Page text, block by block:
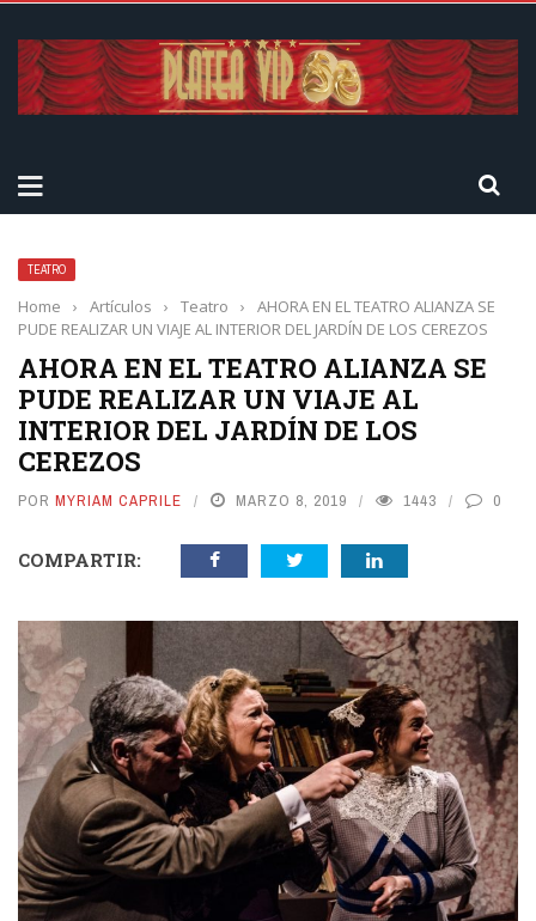
TEATRO
Home › Artículos › Teatro ›
AHORA EN EL TEATRO ALIANZA SE
PUDE REALIZAR UN VIAJE AL INTERIOR DEL JARDÍN DE LOS CEREZOS
AHORA EN EL TEATRO ALIANZA SE
PUDE REALIZAR UN VIAJE AL
INTERIOR DEL JARDÍN DE LOS
CEREZOS
POR MYRIAM CAPRILE MARZO 8, 2019 1443 0
COMPARTIR: